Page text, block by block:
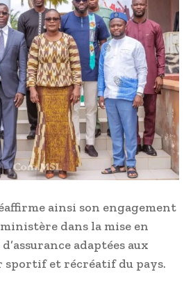
ainsi son engagement
dans la mise en
adaptées aux
sportif et récréatif du pays.